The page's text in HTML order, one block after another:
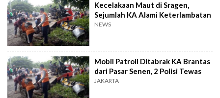
Kecelakaan Maut di Sragen,
Sejumlah KA Alami Keterlambatan
NEWS
Mobil Patroli Ditabrak KA Brantas
dari Pasar Senen, 2 Polisi Tewas
JAKARTA